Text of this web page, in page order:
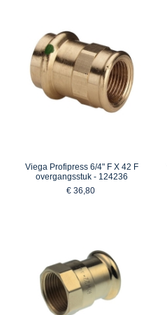
Viega Profipress 6/4" F X 42 F
overgangsstuk - 124236
€ 36,80